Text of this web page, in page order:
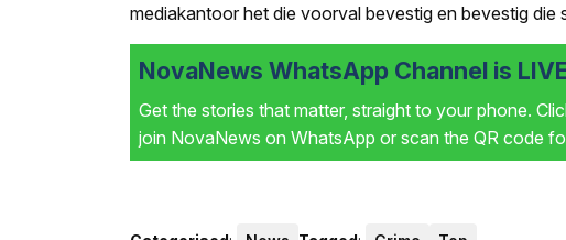
mediakantoor het die voorval bevestig en bevestig die
NovaNews WhatsApp Channel is
Get the stories that matter, straight to your phone.
join NovaNews on WhatsApp or scan the QR code